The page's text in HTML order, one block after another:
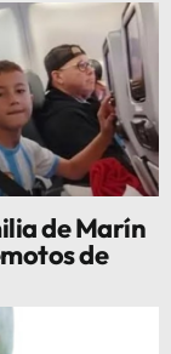
de Marín
de